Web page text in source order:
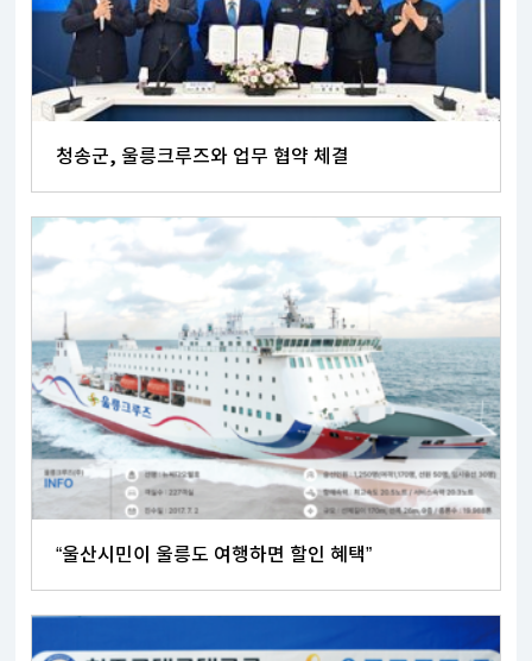
청송군, 울릉크루즈와 업무 협약 체결
“울산시민이 울릉도 여행하면 할인 혜택”